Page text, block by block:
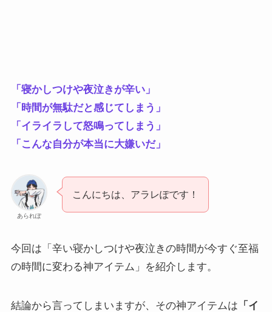
「寝かしつけや夜泣きが辛い」
「時間が無駄だと感じてしまう」
「イライラして怒鳴ってしまう」
「こんな自分が本当に大嫌いだ」
あられぽ
こんにちは、アラレぽです！
今回は「辛い寝かしつけや夜泣きの時間が今すぐ至福
の時間に変わる神アイテム」を紹介します。
結論から言ってしまいますが、その神アイテムは 「イ